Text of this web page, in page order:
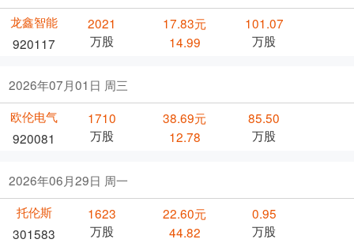
龙鑫智能
920117
2021
万股
17.83元
14.99
101.07
万股
2026年07月01日 周三
欧伦电气
920081
1710
万股
38.69元
12.78
85.50
万股
2026年06月29日 周一
托伦斯
301583
1623
万股
22.60元
44.82
0.95
万股